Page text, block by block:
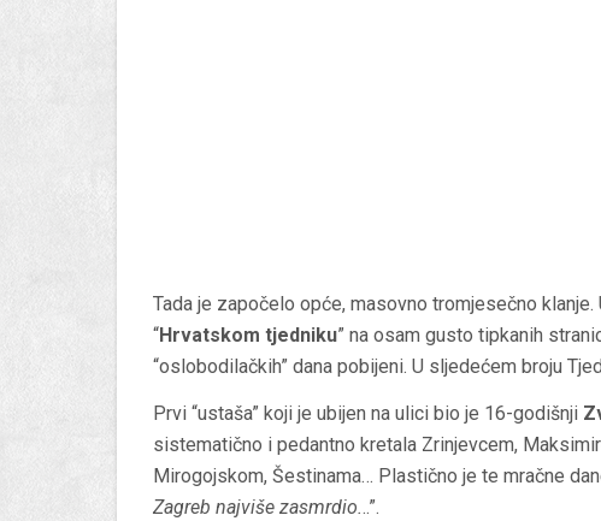
Tada je započelo opće, masovno tromjesečno
“Hrvatskom tjedniku” na osam gusto tipkanih
“oslobodilačkih” dana pobijeni. U sljedećem broju
Prvi “ustaša” koji je ubijen na ulici bio je 16-godišnji
sistematično i pedantno kretala Zrinjevcem,
Mirogojskom, Šestinama… Plastično je te mračne
Zagreb najviše zasmrdio...”.